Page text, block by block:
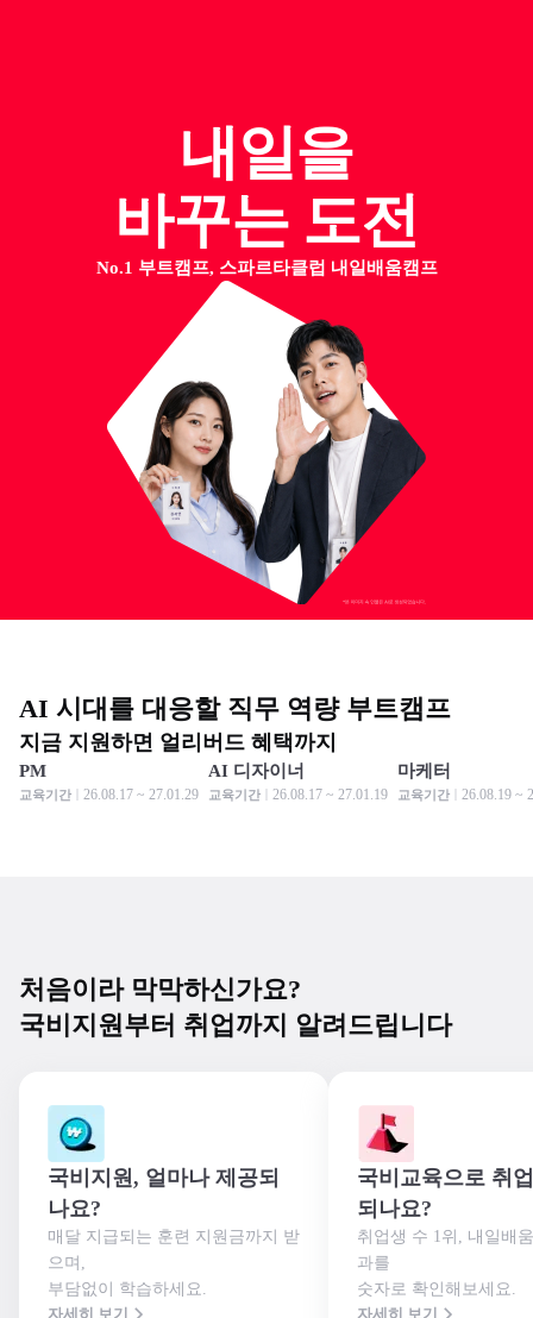
내일을
바꾸는 도전
No.1 부트캠프, 스파르타클럽 내일배움캠프
AI 시대를 대응할 직무 역량 부트캠프
지금 지원하면 얼리버드 혜택까지
모집 중
모집 중
PM
교육기간 26.08.17 ~ 27.01.29
모집 중
모집 중
AI 디자이너
교육기간 26.08.17 ~ 27.01.19
모집 중
모집 중
마케터
교육기간 26.08.19 ~
처음이라 막막하신가요?
국비지원부터 취업까지 알려드립니다
국비지원, 얼마나 제공되
나요?
매달 지급되는 훈련 지원금까지 받
으며,
부담없이 학습하세요.
자세히 보기
국비교육으로 취
되나요?
취업생 수 1위, 내일배
과를
숫자로 확인해보세요.
자세히 보기